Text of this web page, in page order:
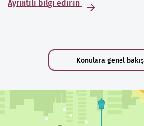
Ayrıntılı bilgi edinin
Konulara genel bakış